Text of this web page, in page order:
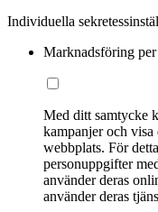
Individuella
Marknadsföring
Med ditt samtycke
kampanjer och
webbplats. För
personuppgifter
använder deras
använder deras